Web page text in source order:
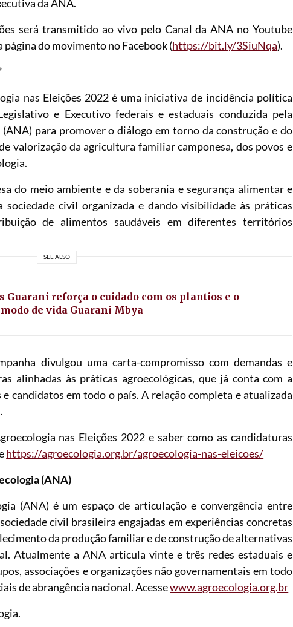
da ANA.
será transmitido ao vivo pelo Canal da ANA no Youtube
página do movimento no Facebook (https://bit.ly/3SiuNqa).
nas Eleições 2022 é uma iniciativa de incidência política
e Executivo federais e estaduais conduzida pela
para promover o diálogo em torno da construção e do
valorização da agricultura familiar camponesa, dos povos e
do meio ambiente e da soberania e segurança alimentar e
civil organizada e dando visibilidade às práticas
de alimentos saudáveis em diferentes territórios
SEE ALSO
Guarani reforça o cuidado com os plantios e o
de vida Guarani Mbya
divulgou uma carta-compromisso com demandas e
alinhadas às práticas agroecológicas, que já conta com a
candidatos em todo o país. A relação completa e atualizada
.
nas Eleições 2022 e saber como as candidaturas
https://agroecologia.org.br/agroecologia-nas-eleicoes/
(ANA)
(ANA) é um espaço de articulação e convergência entre
civil brasileira engajadas em experiências concretas
da produção familiar e de construção de alternativas
Atualmente a ANA articula vinte e três redes estaduais e
associações e organizações não governamentais em todo
de abrangência nacional. Acessewww.agroecologia.org.br